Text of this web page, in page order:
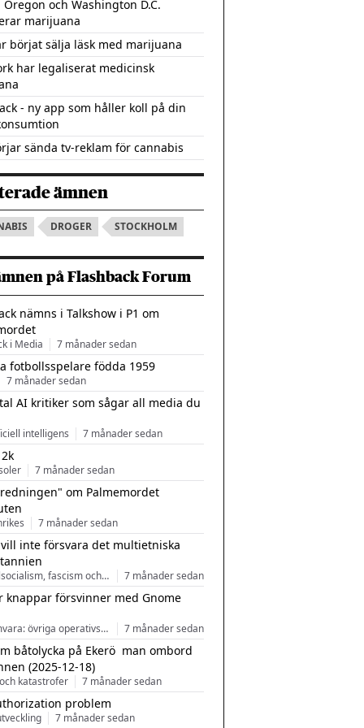
Oregon och Washington D.C.
marijuana
börjat sälja läsk med marijuana
har legaliserat medicinsk
- ny app som håller koll på din
sända tv-reklam för cannabis
ämnen
DROGER STOCKHOLM
på Flashback Forum
nämns i Talkshow i P1 om
i Media 7 månader sedan
fotbollsspelare födda 1959
7 månader sedan
AI kritiker som sågar all media du
intelligens 7 månader sedan
7 månader sedan
om Palmemordet
7 månader sedan
inte försvara det multietniska
Nationalsocialism, fascism och nationalism 7 månader sedan
knappar försvinner med Gnome
Programvara: övriga operativsystem 7 månader sedan
båtolycka på Ekerö  man ombord
(2025-12-18)
katastrofer 7 månader sedan
problem
7 månader sedan